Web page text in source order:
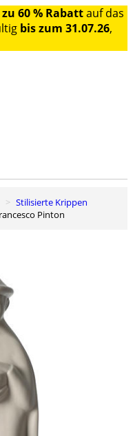
60 % Rabattauf das
bis zum 31.07.26,
Stilisierte Krippen
Pinton